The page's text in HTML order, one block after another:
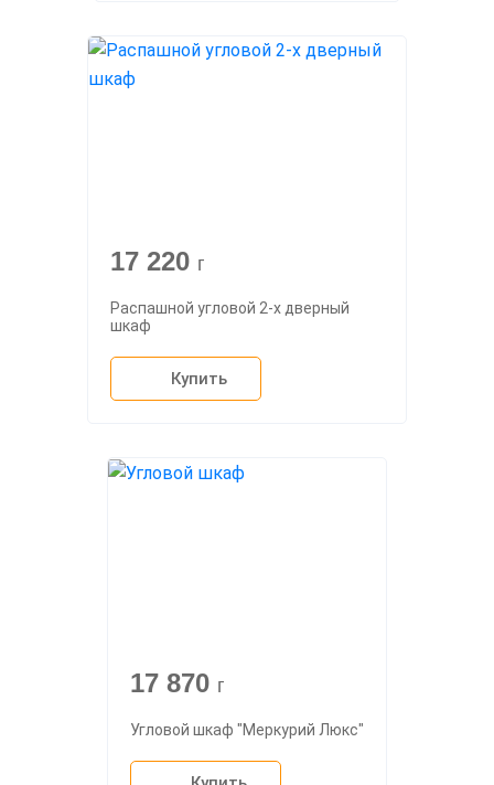
17 220 г
Распашной угловой 2-х дверный
шкаф
Купить
17 870 г
Угловой шкаф "Меркурий Люкс"